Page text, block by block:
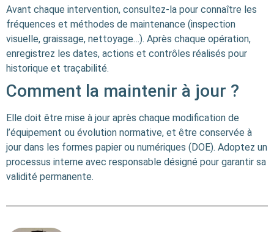
Avant chaque intervention, consultez-la pour connaître les
fréquences et méthodes de maintenance (inspection
visuelle, graissage, nettoyage…). Après chaque opération,
enregistrez les dates, actions et contrôles réalisés pour
historique et traçabilité.
Comment la maintenir à jour ?
Elle doit être mise à jour après chaque modification de
l’équipement ou évolution normative, et être conservée à
jour dans les formes papier ou numériques (DOE). Adoptez un
processus interne avec responsable désigné pour garantir sa
validité permanente.